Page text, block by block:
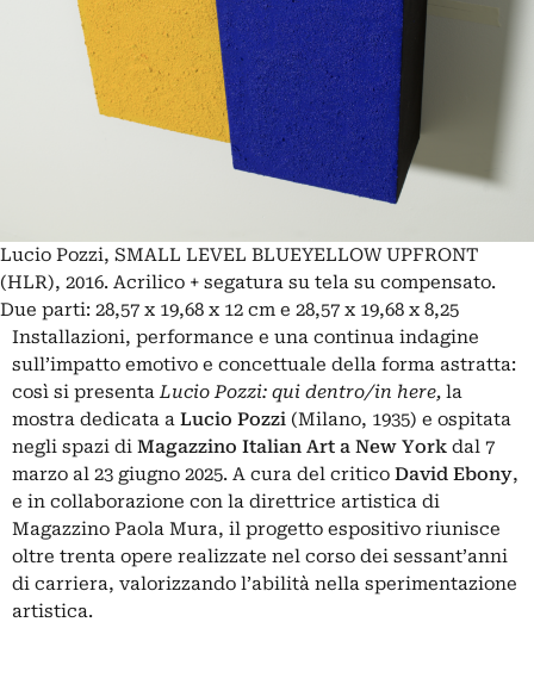
Lucio Pozzi, SMALL LEVEL BLUEYELLOW UPFRONT
(HLR), 2016. Acrilico + segatura su tela su compensato.
Due parti: 28,57 x 19,68 x 12 cm e 28,57 x 19,68 x 8,25
Installazioni, performance e una continua indagine
sull’impatto emotivo e concettuale della forma astratta:
così si presentaLucio Pozzi: qui dentro/in here, la
mostra dedicata a Lucio Pozzi (Milano, 1935) e ospitata
negli spazi di Magazzino Italian Art a New York dal 7
marzo al 23 giugno 2025. A cura del critico David Ebony,
e in collaborazione con la direttrice artistica di
Magazzino Paola Mura, il progetto espositivo riunisce
oltre trenta opere realizzate nel corso dei sessant’anni
di carriera, valorizzando l’abilità nella sperimentazione
artistica.